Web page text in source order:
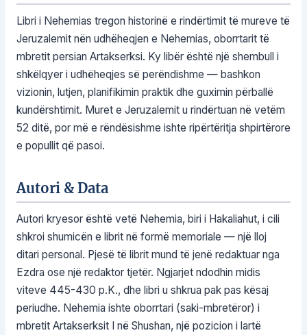
Libri i Nehemias tregon historinë e rindërtimit të mureve të
Jeruzalemit nën udhëheqjen e Nehemias, oborrtarit të
mbretit persian Artakserksi. Ky libër është një shembull i
shkëlqyer i udhëheqjes së perëndishme — bashkon
vizionin, lutjen, planifikimin praktik dhe guximin përballë
kundërshtimit. Muret e Jeruzalemit u rindërtuan në vetëm
52 ditë, por më e rëndësishme ishte ripërtëritja shpirtërore
e popullit që pasoi.
Autori & Data
Autori kryesor është vetë Nehemia, biri i Hakaliahut, i cili
shkroi shumicën e librit në formë memoriale — një lloj
ditari personal. Pjesë të librit mund të jenë redaktuar nga
Ezdra ose një redaktor tjetër. Ngjarjet ndodhin midis
viteve 445-430 p.K., dhe libri u shkrua pak pas kësaj
periudhe. Nehemia ishte oborrtari (saki-mbretëror) i
mbretit Artakserksit I në Shushan, një pozicion i lartë